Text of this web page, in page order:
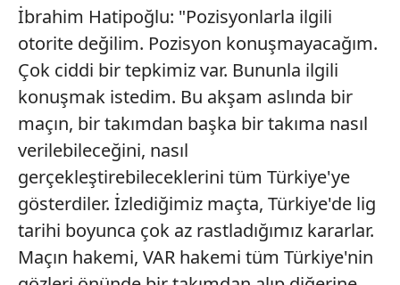
İbrahim Hatipoğlu: "Pozisyonlarla ilgili
otorite değilim. Pozisyon konuşmayacağım.
Çok ciddi bir tepkimiz var. Bununla ilgili
konuşmak istedim. Bu akşam aslında bir
maçın, bir takımdan başka bir takıma nasıl
verilebileceğini, nasıl
gerçekleştirebileceklerini tüm Türkiye'ye
gösterdiler. İzlediğimiz maçta, Türkiye'de lig
tarihi boyunca çok az rastladığımız kararlar.
Maçın hakemi, VAR hakemi tüm Türkiye'nin